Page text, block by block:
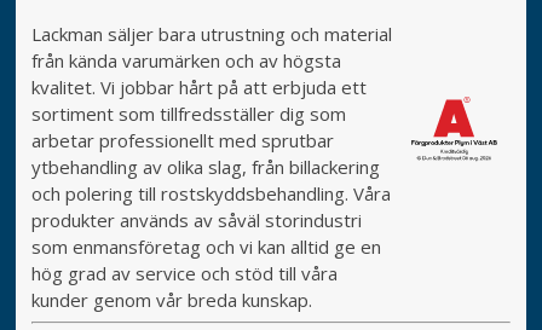
Lackman säljer bara utrustning och material
från kända varumärken och av högsta
kvalitet. Vi jobbar hårt på att erbjuda ett
sortiment som tillfredsställer dig som
arbetar professionellt med sprutbar
ytbehandling av olika slag, från billackering
och polering till rostskyddsbehandling. Våra
produkter används av såväl storindustri
som enmansföretag och vi kan alltid ge en
hög grad av service och stöd till våra
kunder genom vår breda kunskap.